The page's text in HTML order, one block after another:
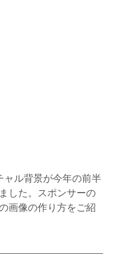
ャル背景が今年の前半
した。スポンサーの
画像の作り方をご紹